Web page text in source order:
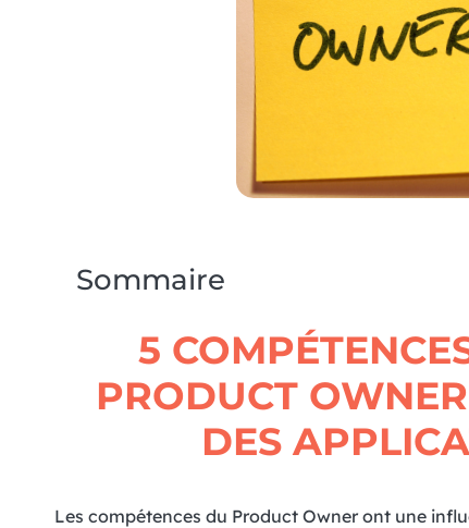
Sommaire
5
PRODUCT
DES
Les compétences du Product Owner ont une